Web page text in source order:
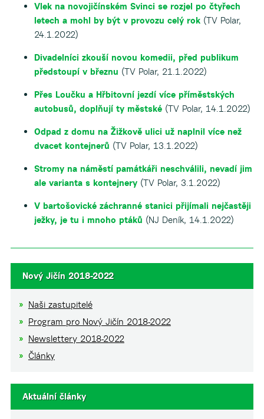
Vlek na novojičínském Svinci se rozjel po čtyřech
letech a mohl by být v provozu celý rok(TV Polar,
24.1.2022)
Divadelníci zkouší novou komedii, před publikum
předstoupí v březnu (TV Polar, 21.1.2022)
Přes Loučku a Hřbitovní jezdí více příměstských
autobusů, doplňují ty městské(TV Polar, 14.1.2022)
Odpad z domu na Žižkově ulici už naplnil více než
dvacet kontejnerů (TV Polar, 13.1.2022)
Stromy na náměstí památkáři neschválili, nevadí jim
ale varianta s kontejnery(TV Polar, 3.1.2022)
V bartošovické záchranné stanici přijímali nejčastěji
ježky, je tu i mnoho ptáků (NJ Deník, 14.1.2022)
Nový Jičín 2018-2022
Naši zastupitelé
Program pro Nový Jičín 2018-2022
Newslettery 2018-2022
Články
Aktuální články